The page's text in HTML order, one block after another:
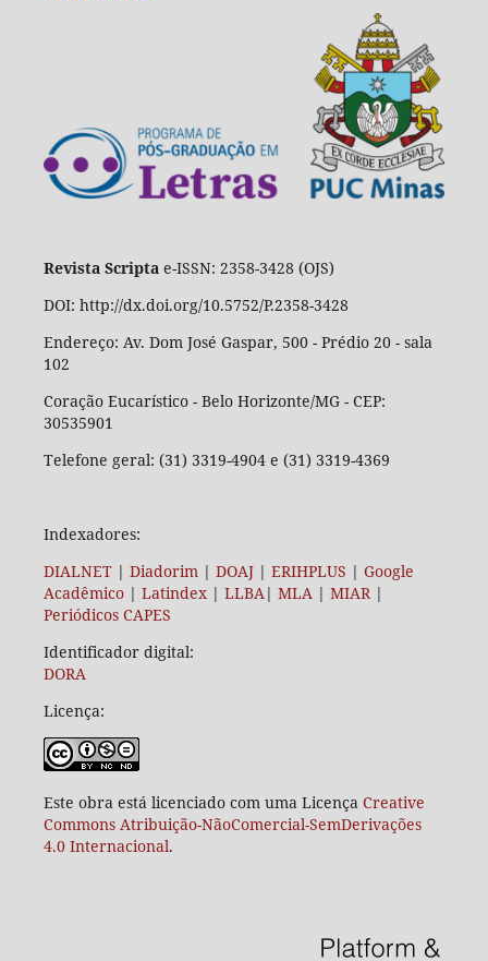
Revista Scripta e-ISSN: 2358-3428 (OJS)
DOI: http://dx.doi.org/10.5752/P.2358-3428
Endereço: Av. Dom José Gaspar, 500 - Prédio 20 - sala
102
Coração Eucarístico - Belo Horizonte/MG - CEP:
30535901
Telefone geral: (31) 3319-4904 e (31) 3319-4369
Indexadores:
DIALNET| Diadorim | DOAJ| ERIHPLUS | Google
Acadêmico| Latindex| LLBA | MLA | MIAR |
Periódicos CAPES
Identificador digital:
DORA
Licença:
Este obra está licenciado com uma Licença Creative
Commons Atribuição-NãoComercial-SemDerivações
4.0 Internacional.